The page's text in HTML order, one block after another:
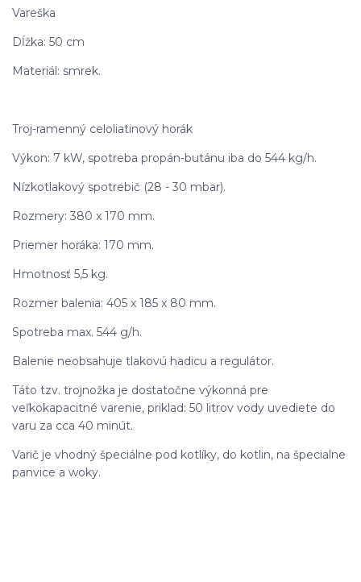
Vareška
Dĺžka: 50 cm
Materiál: smrek.
Troj-ramenný celoliatinový horák
Výkon: 7 kW, spotreba propán-butánu iba do 544 kg/h.
Nízkotlakový spotrebič (28 - 30 mbar).
Rozmery: 380 x 170 mm.
Priemer horáka: 170 mm.
Hmotnosť 5,5 kg.
Rozmer balenia: 405 x 185 x 80 mm.
Spotreba max. 544 g/h.
Balenie neobsahuje tlakovú hadicu a regulátor.
Táto tzv. trojnožka je dostatočne výkonná pre
veľkokapacitné varenie, priklad: 50 litrov vody uvediete do
varu za cca 40 minút.
Varič je vhodný špeciálne pod kotlíky, do kotlin, na špecialne
panvice a woky.